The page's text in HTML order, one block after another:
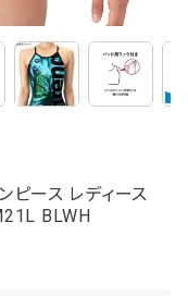
ース レディース
BLWH